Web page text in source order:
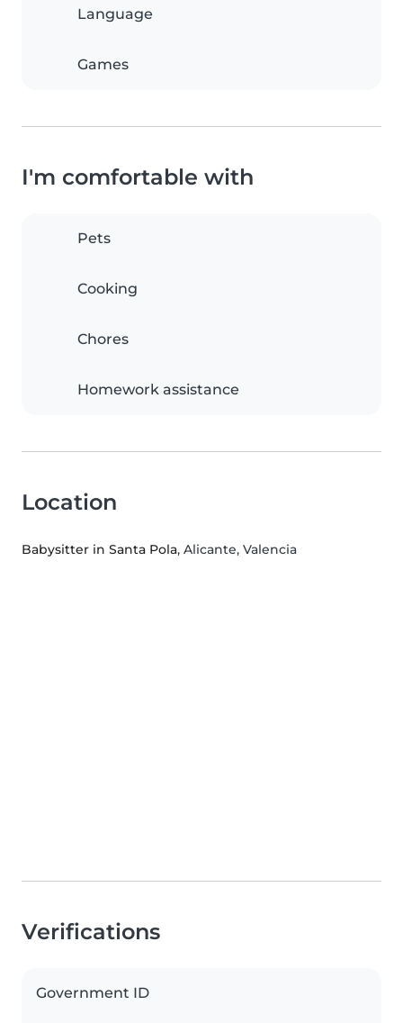
Language
Games
I'm comfortable with
Pets
Cooking
Chores
Homework assistance
Location
Babysitter in Santa Pola, Alicante, Valencia
Verifications
Government ID